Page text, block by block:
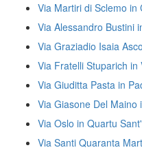
Via Martiri di Sclemo in
Via Alessandro Bustini
Via Graziadio Isaia
Via Fratelli Stuparich in
Via Giuditta Pasta in
Via Giasone Del Maino
Via Oslo in Quartu
Via Santi Quaranta